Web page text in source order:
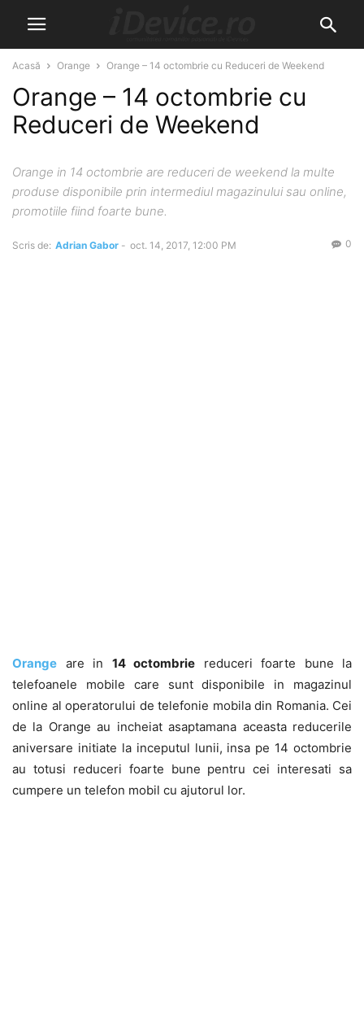
Acasă Orange Orange – 14 octombrie cu Reduceri de Weekend
Orange – 14 octombrie cu
Reduceri de Weekend
Orange in 14 octombrie are reduceri de weekend la multe
produse disponibile prin intermediul magazinului sau online,
promotiile fiind foarte bune.
Scris de: Adrian Gabor - oct. 14, 2017, 12:00 PM 0
Orange are in 14 octombrie reduceri foarte bune la
telefoanele mobile care sunt disponibile in magazinul
online al operatorului de telefonie mobila din Romania. Cei
de la Orange au incheiat asaptamana aceasta reducerile
aniversare initiate la inceputul lunii, insa pe 14 octombrie
au totusi reduceri foarte bune pentru cei interesati sa
cumpere un telefon mobil cu ajutorul lor.